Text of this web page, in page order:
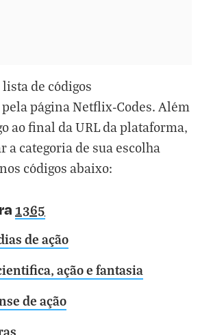
de códigos
página Netflix-Codes. Além
ao final da URL da plataforma,
a categoria de sua escolha
códigos abaixo:
1365
de ação
ação e fantasia
de ação